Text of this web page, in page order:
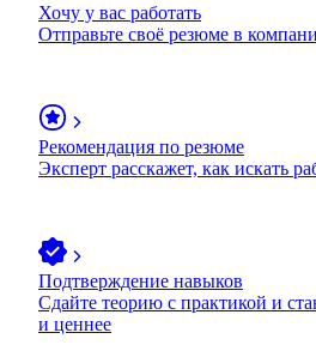
Хочу у вас работать
Отправьте своё резюме в
Рекомендация по резюме
Эксперт расскажет, как искать
Подтверждение навыков
Сдайте теорию с практикой и
и ценнее